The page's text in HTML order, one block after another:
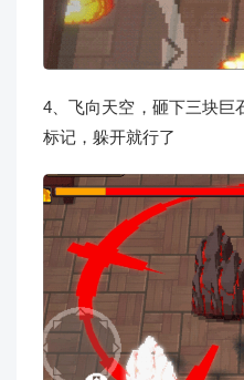
4、飞向天空，砸下三块巨
标记，躲开就行了